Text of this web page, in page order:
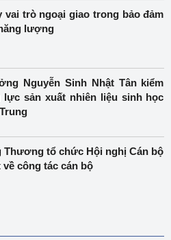
vai trò ngoại giao trong bảo đảm
lượng
Nguyễn Sinh Nhật Tân kiểm
lực sản xuất nhiên liệu sinh học
Thương tổ chức Hội nghị Cán bộ
về công tác cán bộ